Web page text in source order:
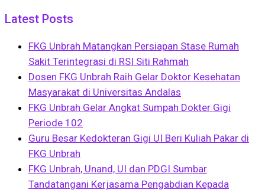
Latest Posts
FKG Unbrah Matangkan Persiapan Stase Rumah
Sakit Terintegrasi di RSI Siti Rahmah
Dosen FKG Unbrah Raih Gelar Doktor Kesehatan
Masyarakat di Universitas Andalas
FKG Unbrah Gelar Angkat Sumpah Dokter Gigi
Periode 102
Guru Besar Kedokteran Gigi UI Beri Kuliah Pakar di
FKG Unbrah
FKG Unbrah, Unand, UI dan PDGI Sumbar
Tandatangani Kerjasama Pengabdian Kepada